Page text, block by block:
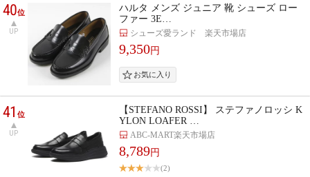
40位
UP
ハルタ メンズ ジュニア 靴 シューズ ロー
ファー 3E…
シューズ愛ランド 楽天市場店
9,350円
41位
UP
【STEFANO ROSSI】 ステファノロッシ K
YLON LOAFER …
ABC-MART楽天市場店
8,789円
(2)